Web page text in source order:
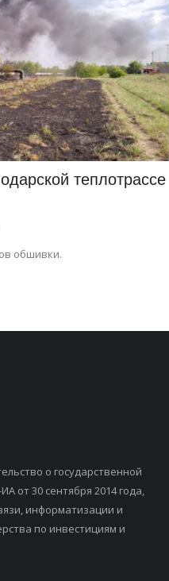
теплотрассе
обшивки.
о государственной
от 30 сентября 2014 года,
информатизации и
по инвестициям и